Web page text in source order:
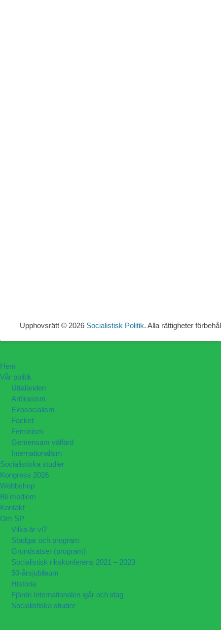
Upphovsrätt © 2026 Socialistisk Politik. Alla rättigheter
Hem
Vår politik
Uttalanden
Antirasism
Ekosocialism
Facket
Feminism
Gemensam välfärd
Internationalism
Socialistiska studier
Kongress 2026
Webbshop
Bli medlem
Kontakt
Om SP
Vilka är vi?
Stadgar och program
Grundsatser (program)
Socialistisk rikskonferens 2021 – 2023
50-årsjubileum
Historia
Fjärde Internationalen igår och idag
Socialistiska studier